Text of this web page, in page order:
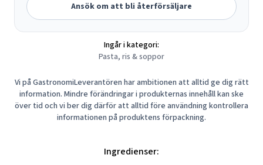
Ansök om att bli återförsäljare
Ingår i kategori:
Pasta, ris & soppor
Vi på GastronomiLeverantören har ambitionen att alltid ge dig rätt
information. Mindre förändringar i produkternas innehåll kan ske
över tid och vi ber dig därför att alltid före användning kontrollera
informationen på produktens förpackning.
Ingredienser: